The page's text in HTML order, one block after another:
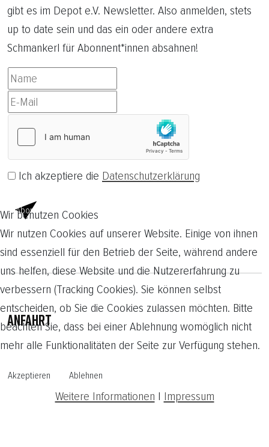
gibt es im Depot e.V. Newsletter. Also anmelden, stets
up to date sein und das ein oder andere extra
Schmankerl für Abonnent*innen absahnen!
Ich akzeptiere die Datenschutzerklärung
Abonnieren
ANFAHRT
Wir benutzen Cookies
Wir nutzen Cookies auf unserer Website. Einige von ihnen
sind essenziell für den Betrieb der Seite, während andere
uns helfen, diese Website und die Nutzererfahrung zu
verbessern (Tracking Cookies). Sie können selbst
entscheiden, ob Sie die Cookies zulassen möchten. Bitte
beachten Sie, dass bei einer Ablehnung womöglich nicht
mehr alle Funktionalitäten der Seite zur Verfügung stehen.
Akzeptieren Ablehnen
Weitere Informationen | Impressum